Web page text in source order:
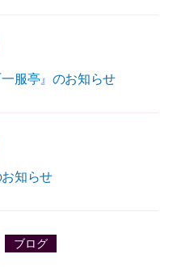
服亭』のお知らせ
お知らせ
ブログ